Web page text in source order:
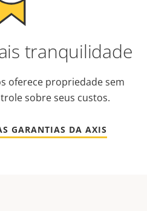
tranquilidade
oferece propriedade sem
sobre seus custos.
GARANTIAS DA AXIS